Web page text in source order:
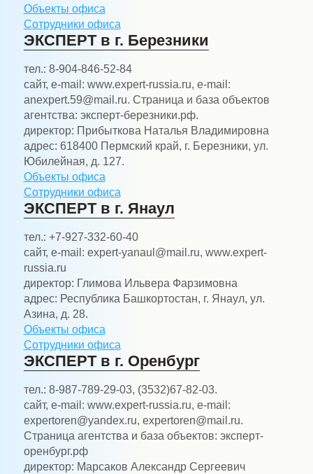
Объекты офиса
Сотрудники офиса
ЭКСПЕРТ в г. Березники
тел.: 8-904-846-52-84
сайт, e-mail: www.expert-russia.ru, e-mail:
anexpert.59@mail.ru. Страница и база объектов
агентства: эксперт-березники.рф.
директор: Прибыткова Наталья Владимировна
адрес: 618400 Пермский край, г. Березники, ул.
Юбилейная, д. 127.
Объекты офиса
Сотрудники офиса
ЭКСПЕРТ в г. Янаул
тел.: +7-927-332-60-40
сайт, e-mail: expert-yanaul@mail.ru, www.expert-
russia.ru
директор: Глимова Ильвера Фарзимовна
адрес: Республика Башкортостан, г. Янаул, ул.
Азина, д. 28.
Объекты офиса
Сотрудники офиса
ЭКСПЕРТ в г. Оренбург
тел.: 8-987-789-29-03, (3532)67-82-03.
сайт, e-mail: www.expert-russia.ru, e-mail:
expertoren@yandex.ru, expertoren@mail.ru.
Страница агентства и база объектов: эксперт-
оренбург.рф
директор: Марсаков Александр Сергеевич